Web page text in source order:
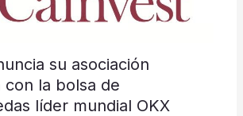
su asociación
con la bolsa de
líder mundial OKX